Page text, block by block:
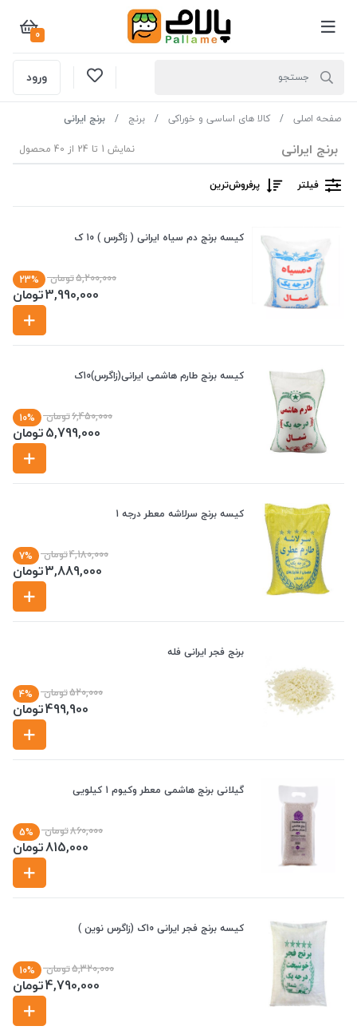
0
ورود
صفحه اصلی کالا های اساسی و خوراکی برنج برنج ایرانی
برنج ایرانی نمایش 1 تا 24 از 40 محصول
فیلتر پرفروش‌ترین‌
کیسه برنج دم سیاه ایرانی ( زاگرس ) 10 ک
5,200,000تومان 23%
3,990,000تومان
کیسه برنج طارم هاشمی ایرانی(زاگرس)10ک
6,450,000تومان 10%
5,799,000تومان
کیسه برنج سرلاشه معطر درجه 1
4,180,000تومان 7%
3,889,000تومان
برنج فجر ایرانی فله
520,000تومان 4%
499,900تومان
گیلانی برنج هاشمی معطر وکیوم 1 کیلویی
860,000تومان 5%
815,000تومان
کیسه برنج فجر ایرانی 10ک (زاگرس نوین )
5,320,000تومان 10%
4,790,000تومان